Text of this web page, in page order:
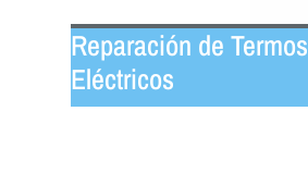
Reparación de Termos
Eléctricos